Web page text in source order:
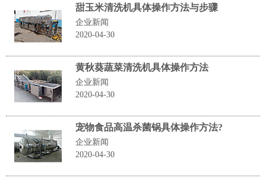
甜玉米清洗机具体操作方法与步骤
企业新闻
2020-04-30
黄秋葵蔬菜清洗机具体操作方法
企业新闻
2020-04-30
宠物食品高温杀菌锅具体操作方法?
企业新闻
2020-04-30